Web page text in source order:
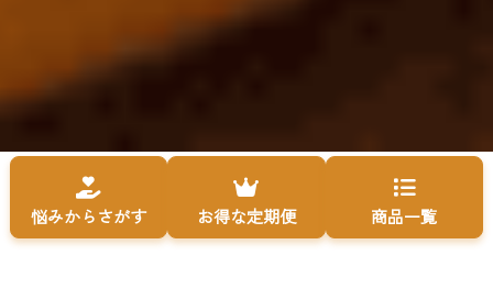
悩みからさがす お得な定期便 商品一覧